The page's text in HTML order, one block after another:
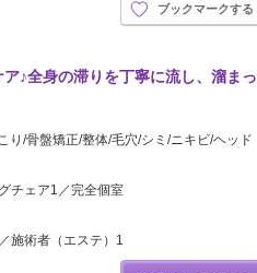
ブックマークする
♪全身の滞りを丁寧に流し、溜まっ
/骨盤矯正/整体/毛穴/シミ/ニキビ/ヘッド
チェア1／完全個室
施術者（エステ）1